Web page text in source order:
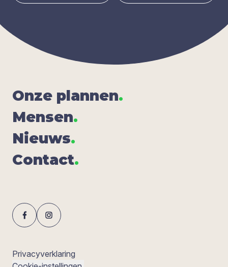
Onze plan­nen.
Men­sen.
Nieuws.
Con­tact.
Privacyverklaring